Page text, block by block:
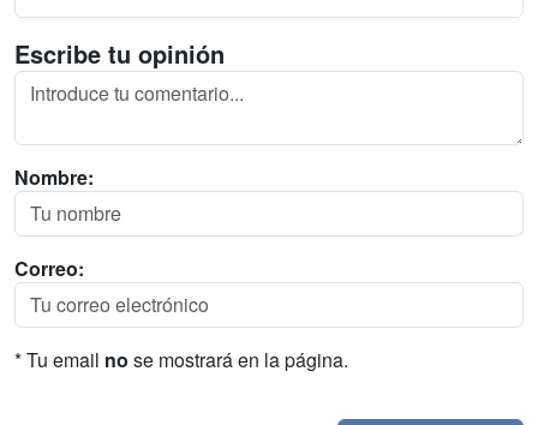
Escribe tu opinión
Nombre:
Correo:
* Tu email no se mostrará en la página.